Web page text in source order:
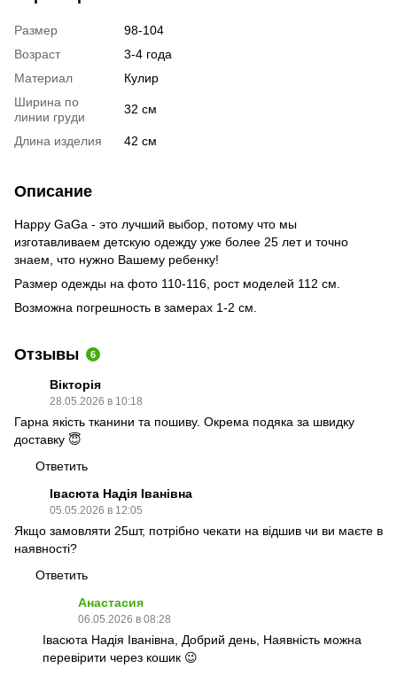
Размер
98-104
Возраст
3-4 года
Материал
Кулир
Ширина по
линии груди
32 см
Длина изделия 42 см
Описание
Happy GaGa - это лучший выбор, потому что мы
изготавливаем детскую одежду уже более 25 лет и точно
знаем, что нужно Вашему ребенку!
Размер одежды на фото 110-116, рост моделей 112 см.
Возможна погрешность в замерах 1-2 см.
Отзывы 6
Вікторія
28.05.2026 в 10:18
Гарна якість тканини та пошиву. Окрема подяка за швидку
доставку 😇
Ответить
Івасюта Надія Іванівна
05.05.2026 в 12:05
Якщо замовляти 25шт, потрібно чекати на відшив чи ви маєте в
наявності?
Ответить
Анастасия
06.05.2026 в 08:28
Івасюта Надія Іванівна, Добрий день, Наявність можна
перевірити через кошик 😉